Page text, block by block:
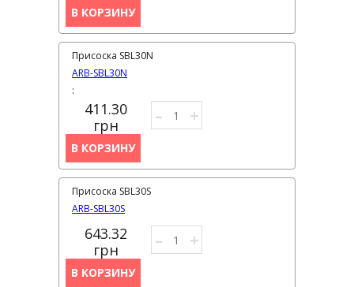
В КОРЗИНУ
ARB-SBL30N
Присоска SBL30N
411.30
грн
:
– +
В КОРЗИНУ
ARB-SBL30S
Присоска SBL30S
643.32
грн
– +
В КОРЗИНУ